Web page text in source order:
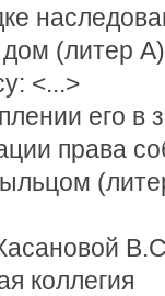
(литер
<...>
его в
права
коллегия